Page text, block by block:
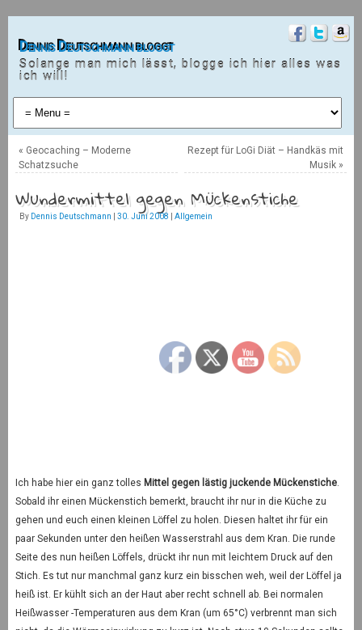
Dennis Deutschmann bloggt
Solange man mich lässt, blogge ich hier alles was
ich will!
« Geocaching – Moderne
Schatzsuche
Rezept für LoGi Diät – Handkäs mit
Musik »
Wundermittel gegen Mückenstiche
By Dennis Deutschmann 30. Juni 2008 Allgemein
Ich habe hier ein ganz tolles Mittel gegen lästig juckende Mückenstiche.
Sobald ihr einen Mückenstich bemerkt, braucht ihr nur in die Küche zu
gehen und euch einen kleinen Löffel zu holen. Diesen haltet ihr für ein
paar Sekunden unter den heißen Wasserstrahl aus dem Kran. Die runde
Seite des nun heißen Löffels, drückt ihr nun mit leichtem Druck auf den
Stich. Es tut nur manchmal ganz kurz ein bisschen weh, weil der Löffel ja
heiß ist. Er kühlt sich an der Haut aber recht schnell ab. Bei normalen
Heißwasser -Temperaturen aus dem Kran (um 65°C) verbrennt man sich